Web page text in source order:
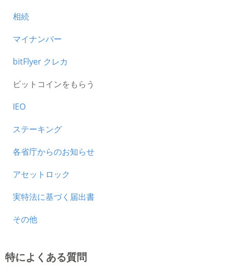
相続
マイナンバー
bitFlyer クレカ
ビットコインをもらう
IEO
ステーキング
各省庁からのお知らせ
アセットロック
実特法に基づく届出書
その他
特によくある質問